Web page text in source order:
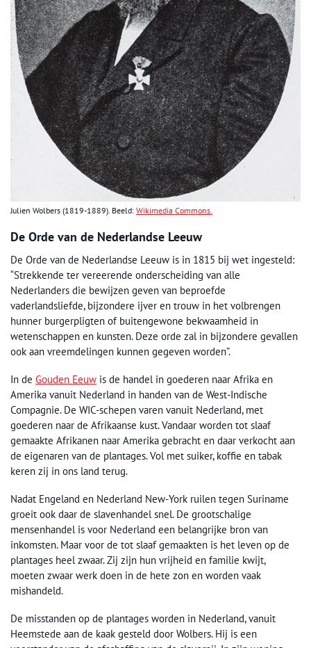
Julien Wolbers (1819-1889). Beeld: Wikimedia Commons.
De Orde van de Nederlandse Leeuw
De Orde van de Nederlandse Leeuw is in 1815 bij wet ingesteld:
“Strekkende ter vereerende onderscheiding van alle
Nederlanders die bewijzen geven van beproefde
vaderlandsliefde, bijzondere ijver en trouw in het volbrengen
hunner burgerpligten of buitengewone bekwaamheid in
wetenschappen en kunsten. Deze orde zal in bijzondere gevallen
ook aan vreemdelingen kunnen gegeven worden”.
In de Gouden Eeuw is de handel in goederen naar Afrika en
Amerika vanuit Nederland in handen van de West-Indische
Compagnie. De WIC-schepen varen vanuit Nederland, met
goederen naar de Afrikaanse kust. Vandaar worden tot slaaf
gemaakte Afrikanen naar Amerika gebracht en daar verkocht aan
de eigenaren van de plantages. Vol met suiker, koffie en tabak
keren zij in ons land terug.
Nadat Engeland en Nederland New-York ruilen tegen Suriname
groeit ook daar de slavenhandel snel. De grootschalige
mensenhandel is voor Nederland een belangrijke bron van
inkomsten. Maar voor de tot slaaf gemaakten is het leven op de
plantages heel zwaar. Zij zijn hun vrijheid en familie kwijt,
moeten zwaar werk doen in de hete zon en worden vaak
mishandeld.
De misstanden op de plantages worden in Nederland, vanuit
Heemstede aan de kaak gesteld door Wolbers. Hij is een